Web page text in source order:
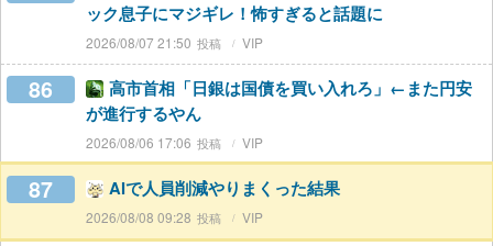
ック息子にマジギレ！怖すぎると話題に
2026/08/07 21:50 VIP
86
高市首相「日銀は国債を買い入れろ」←また円安
が進行するやん
2026/08/06 17:06 VIP
87 AIで人員削減やりまくった結果
2026/08/08 09:28 VIP